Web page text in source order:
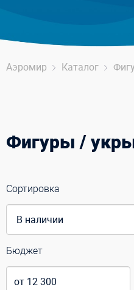
Аэромир Каталог
Фигуры /
Сортировка
Бюджет